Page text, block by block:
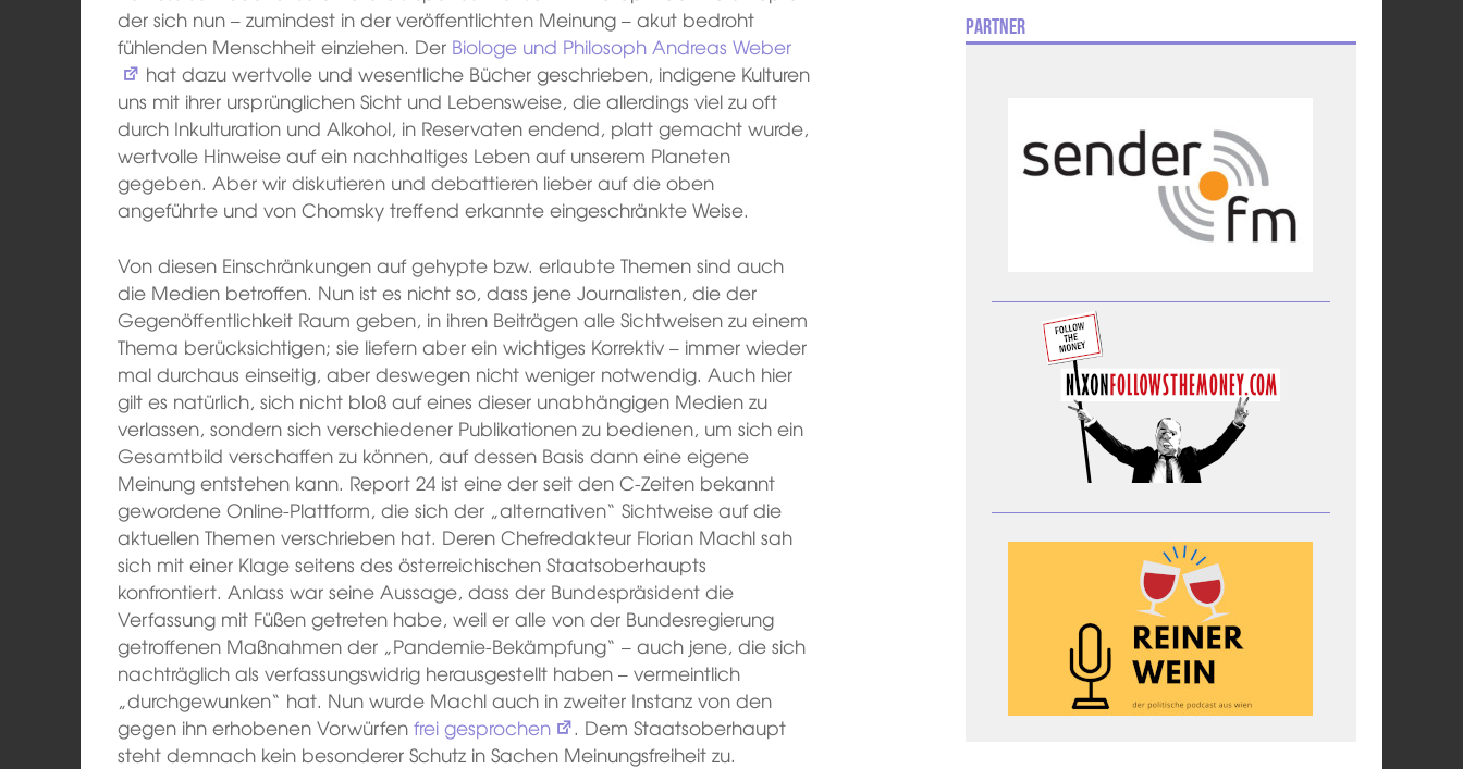
der sich nun – zumindest in der veröffentlichten Meinung – akut bedroht
fühlenden Menschheit einziehen. Der Biologe und Philosoph Andreas Weber
hat dazu wertvolle und wesentliche Bücher geschrieben, indigene Kulturen
uns mit ihrer ursprünglichen Sicht und Lebensweise, die allerdings viel zu oft
durch Inkulturation und Alkohol, in Reservaten endend, platt gemacht wurde,
wertvolle Hinweise auf ein nachhaltiges Leben auf unserem Planeten
gegeben. Aber wir diskutieren und debattieren lieber auf die oben
angeführte und von Chomsky treffend erkannte eingeschränkte Weise.
Von diesen Einschränkungen auf gehypte bzw. erlaubte Themen sind auch
die Medien betroffen. Nun ist es nicht so, dass jene Journalisten, die der
Gegenöffentlichkeit Raum geben, in ihren Beiträgen alle Sichtweisen zu einem
Thema berücksichtigen; sie liefern aber ein wichtiges Korrektiv – immer wieder
mal durchaus einseitig, aber deswegen nicht weniger notwendig. Auch hier
gilt es natürlich, sich nicht bloß auf eines dieser unabhängigen Medien zu
verlassen, sondern sich verschiedener Publikationen zu bedienen, um sich ein
Gesamtbild verschaffen zu können, auf dessen Basis dann eine eigene
Meinung entstehen kann. Report 24 ist eine der seit den C-Zeiten bekannt
gewordene Online-Plattform, die sich der „alternativen“ Sichtweise auf die
aktuellen Themen verschrieben hat. Deren Chefredakteur Florian Machl sah
sich mit einer Klage seitens des österreichischen Staatsoberhaupts
konfrontiert. Anlass war seine Aussage, dass der Bundespräsident die
Verfassung mit Füßen getreten habe, weil er alle von der Bundesregierung
getroffenen Maßnahmen der „Pandemie-Bekämpfung“ – auch jene, die sich
nachträglich als verfassungswidrig herausgestellt haben – vermeintlich
„durchgewunken“ hat. Nun wurde Machl auch in zweiter Instanz von den
gegen ihn erhobenen Vorwürfenfrei gesprochen
. Dem Staatsoberhaupt
steht demnach kein besonderer Schutz in Sachen Meinungsfreiheit zu.
Partner